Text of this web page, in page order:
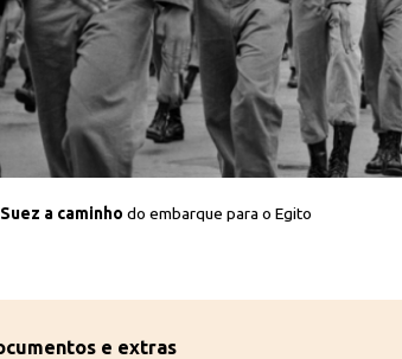
a caminho do embarque para o Egito
e extras